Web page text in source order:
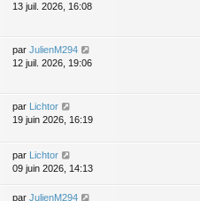
13 juil. 2026, 16:08
par JulienM294
12 juil. 2026, 19:06
par Lichtor
19 juin 2026, 16:19
par Lichtor
09 juin 2026, 14:13
par JulienM294